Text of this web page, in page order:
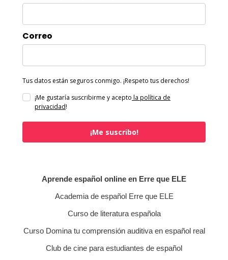
Correo
Tus datos están seguros conmigo. ¡Respeto tus derechos!
¡Me gustaría suscribirme y acepto la política de
privacidad!
¡Me suscribo!
Aprende español online en Erre que ELE
Academia de español Erre que ELE
Curso de literatura española
Curso Domina tu comprensión auditiva en español real
Club de cine para estudiantes de español